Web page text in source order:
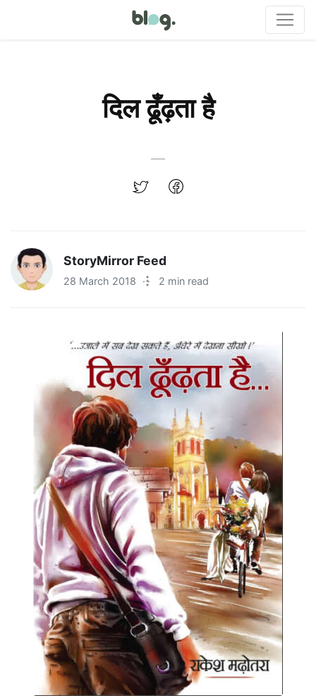
दिल ढूँढ़ता है
StoryMirror Feed
28 March 2018 · 2 min read